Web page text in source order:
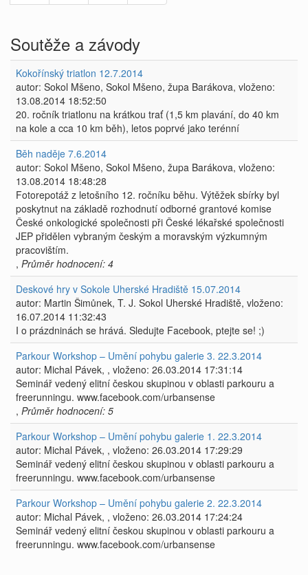
Soutěže a závody
Kokořínský triatlon 12.7.2014
autor: Sokol Mšeno, Sokol Mšeno, župa Barákova, vloženo:
13.08.2014 18:52:50
20. ročník triatlonu na krátkou trať (1,5 km plavání, do 40 km
na kole a cca 10 km běh), letos poprvé jako terénní
Běh naděje 7.6.2014
autor: Sokol Mšeno, Sokol Mšeno, župa Barákova, vloženo:
13.08.2014 18:48:28
Fotorepotáž z letošního 12. ročníku běhu. Výtěžek sbírky byl
poskytnut na základě rozhodnutí odborné grantové komise
České onkologické společnosti při České lékařské společnosti
JEP přidělen vybraným českým a moravským výzkumným
pracovištím.
, Průměr hodnocení: 4
Deskové hry v Sokole Uherské Hradiště 15.07.2014
autor: Martin Šimůnek, T. J. Sokol Uherské Hradiště, vloženo:
16.07.2014 11:32:43
I o prázdninách se hrává. Sledujte Facebook, ptejte se! ;)
Parkour Workshop – Umění pohybu galerie 3. 22.3.2014
autor: Michal Pávek, , vloženo: 26.03.2014 17:31:14
Seminář vedený elitní českou skupinou v oblasti parkouru a
freerunningu. www.facebook.com/urbansense
, Průměr hodnocení: 5
Parkour Workshop – Umění pohybu galerie 1. 22.3.2014
autor: Michal Pávek, , vloženo: 26.03.2014 17:29:29
Seminář vedený elitní českou skupinou v oblasti parkouru a
freerunningu. www.facebook.com/urbansense
Parkour Workshop – Umění pohybu galerie 2. 22.3.2014
autor: Michal Pávek, , vloženo: 26.03.2014 17:24:24
Seminář vedený elitní českou skupinou v oblasti parkouru a
freerunningu. www.facebook.com/urbansense